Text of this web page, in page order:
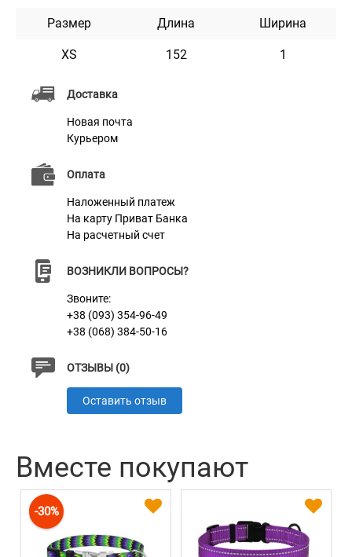
Доставка
Новая почта
Курьером
Оплата
Наложенный платеж
На карту Приват Банка
На расчетный счет
ВОЗНИКЛИ ВОПРОСЫ?
Звоните:
+38 (093) 354-96-49
+38 (068) 384-50-16
ОТЗЫВЫ (0)
Оставить отзыв
Этот поводок мягкий на ощупь, гибкий и не боится
воды. Он практичен и неприхотлив в уходе.
бирюзовом, розовом, фиолетовом и оранжевом
Характеристики
Материал Нейлон
Фиолетовый
Фурнитура Сталь с Карбоновым Покрытием
Размер Длина Ширина
XS 152 1
Вместе покупают
-30%